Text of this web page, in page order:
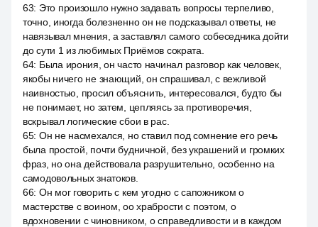
63: Это произошло нужно задавать вопросы терпеливо,
точно, иногда болезненно он не подсказывал ответы, не
навязывал мнения, а заставлял самого собеседника дойти
до сути 1 из любимых Приёмов сократа.
64: Была ирония, он часто начинал разговор как человек,
якобы ничего не знающий, он спрашивал, с вежливой
наивностью, просил объяснить, интересовался, будто бы
не понимает, но затем, цепляясь за противоречия,
вскрывал логические сбои в рас.
65: Он не насмехался, но ставил под сомнение его речь
была простой, почти будничной, без украшений и громких
фраз, но она действовала разрушительно, особенно на
самодовольных знатоков.
66: Он мог говорить с кем угодно с сапожником о
мастерстве с воином, оо храбрости с поэтом, о
вдохновении с чиновником, о справедливости и в каждом